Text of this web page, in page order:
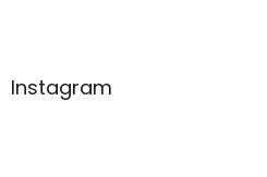
Instagram